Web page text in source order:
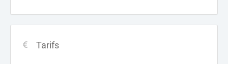
Tarifs